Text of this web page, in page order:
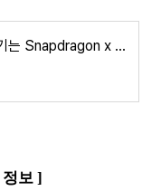
Windows 11 Ai 탐색기는 Snapdragon x Elite 사용자에게 필수 하드웨어 요구 사항이다?
정보 ]